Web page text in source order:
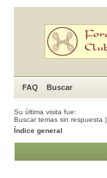
FAQ Buscar
Su última visita fue:
Buscar temas sin respuesta |
Índice general